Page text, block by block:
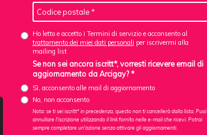
Ho letto e accetto i Termini di servizio e acconsento al
trattamento dei miei dati personali per iscrivermi alla
mailing list
Se non sei ancora iscritt*, vorresti ricevere email di
aggiornamento da Arcigay? *
Sì, acconsento alle mail di aggiornamento
No, non acconsento
Nota: se ti sei iscritt* in precedenza, questo non ti cancellerà dalla lista. Puoi
annullare l'iscrizione utilizzando il link fornito nelle e-mail che ricevi. Potrai
sempre completare un'azione senza attivare gli aggiornamenti.